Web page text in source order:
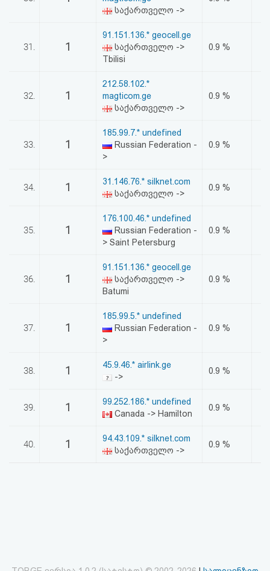
საქართველო ->
31. 1
91.151.136.* geocell.ge
საქართველო ->
Tbilisi
0.9 %
32. 1
212.58.102.*
magticom.ge
საქართველო ->
0.9 %
33. 1
185.99.7.* undefined
Russian Federation -
>
0.9 %
34. 1
31.146.76.* silknet.com
საქართველო ->
0.9 %
35. 1
176.100.46.* undefined
Russian Federation -
> Saint Petersburg
0.9 %
36. 1
91.151.136.* geocell.ge
საქართველო ->
Batumi
0.9 %
37. 1
185.99.5.* undefined
Russian Federation -
>
0.9 %
38. 1
45.9.46.* airlink.ge
->
0.9 %
39. 1
99.252.186.* undefined
Canada -> Hamilton
0.9 %
40. 1
94.43.109.* silknet.com
საქართველო ->
0.9 %